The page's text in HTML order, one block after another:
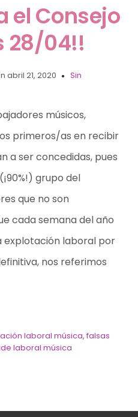
el Consejo
28/04!!
abril 21, 2020
Sin
músicos,
primeros/as en recibir
a ser concedidas, pues
grupo del
que no son
cada semana del año
explotación laboral por
nos referimos
laboral música,falsas
laboral música